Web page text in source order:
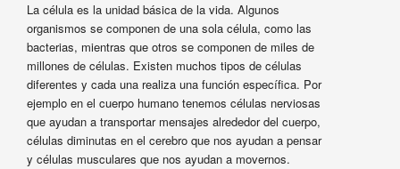
La célula es la unidad básica de la vida. Algunos
organismos se componen de una sola célula, como las
bacterias, mientras que otros se componen de miles de
millones de células. Existen muchos tipos de células
diferentes y cada una realiza una función específica. Por
ejemplo en el cuerpo humano tenemos células nerviosas
que ayudan a transportar mensajes alrededor del cuerpo,
células diminutas en el cerebro que nos ayudan a pensar
y células musculares que nos ayudan a movernos.